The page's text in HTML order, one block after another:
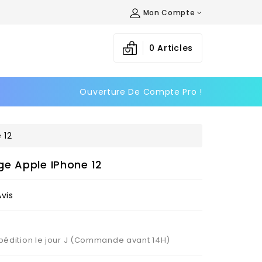
Mon Compte
0 Articles
Ouverture De Compte Pro !
Apple IPhone 12
le jour J (Commande avant 14H)